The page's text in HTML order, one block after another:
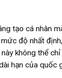
tạo cá nhân
độ nhất
không thể
hạn của quốc